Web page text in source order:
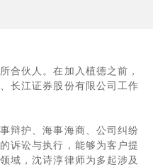
合伙人。在加入植德之前，
长江证券股份有限公司工作
辩护、海事海商、公司纠纷
诉讼与执行，能够为客户提
域，沈诗淳律师为多起涉及